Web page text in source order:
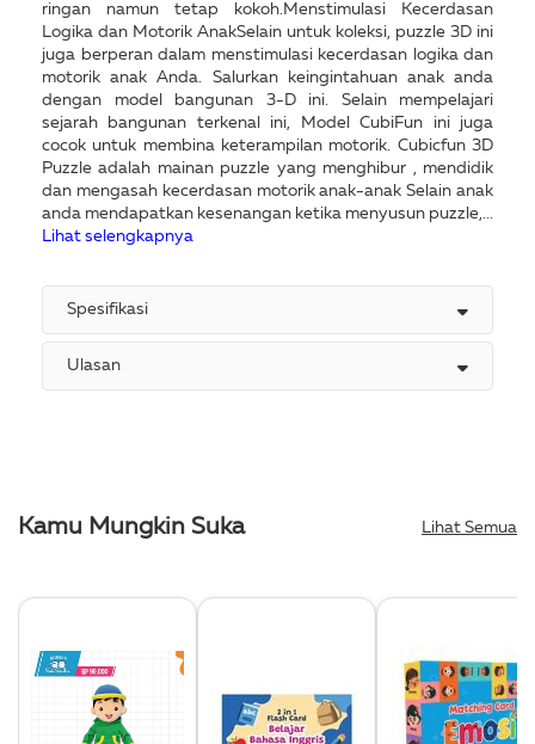
ringan namun tetap kokoh.Menstimulasi Kecerdasan
Logika dan Motorik AnakSelain untuk koleksi, puzzle 3D ini
juga berperan dalam menstimulasi kecerdasan logika dan
motorik anak Anda. Salurkan keingintahuan anak anda
dengan model bangunan 3-D ini. Selain mempelajari
sejarah bangunan terkenal ini, Model CubiFun ini juga
cocok untuk membina keterampilan motorik. Cubicfun 3D
Puzzle adalah mainan puzzle yang menghibur , mendidik
dan mengasah kecerdasan motorik anak-anak Selain anak
anda mendapatkan kesenangan ketika menyusun puzzle,...
Lihat selengkapnya
Spesifikasi
Ulasan
Kamu Mungkin Suka Lihat Semua